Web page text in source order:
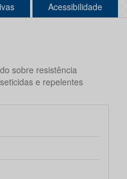
Acessibilidade
sobre resistência
e repelentes